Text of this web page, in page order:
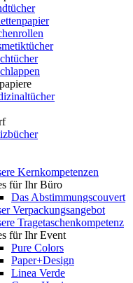
Kernkompetenzen
für Ihr Büro
Das Abstimmungscouvert
Verpackungsangebot
Tragetaschenkompetenz
für Ihr Event
Pure Colors
Paper+Design
Linea Verde